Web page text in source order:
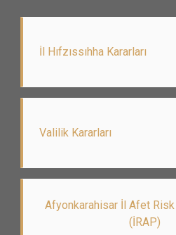
İl Hıfzıssıhha Kararları
Valilik Kararları
Afyonkarahisar İl Afet Risk
(İRAP)